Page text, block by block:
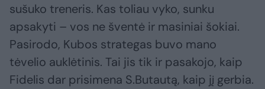
sušuko treneris. Kas toliau vyko, sunku
apsakyti – vos ne šventė ir masiniai šokiai.
Pasirodo, Kubos strategas buvo mano
tėvelio auklėtinis. Tai jis tik ir pasakojo, kaip
Fidelis dar prisimena S.Butautą, kaip jį gerbia.